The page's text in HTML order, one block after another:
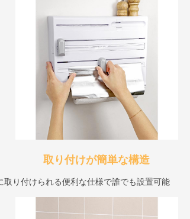
取り付けが簡単な構造
取り付けられる便利な仕様で誰でも設置可能